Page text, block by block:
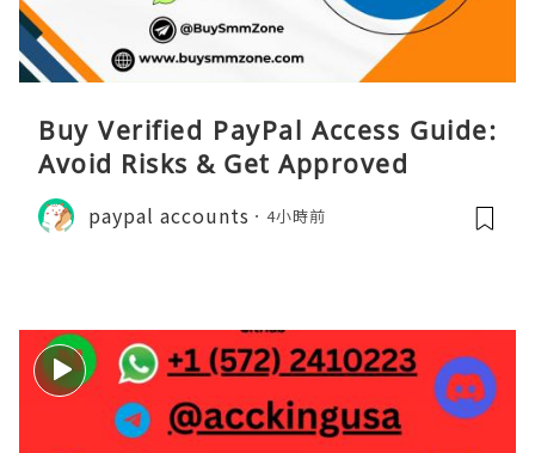
Buy Verified PayPal Access Guide:
Avoid Risks & Get Approved
paypal accounts 4小時前